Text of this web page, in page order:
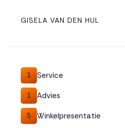
GISELA VAN DEN HUL
1 Service
1 Advies
5 Winkelpresentatie